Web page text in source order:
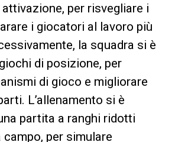
per risvegliare i
i giocatori al lavoro più
la squadra si è
di posizione, per
di gioco e migliorare
L’allenamento si è
partita a ranghi ridotti
per simulare